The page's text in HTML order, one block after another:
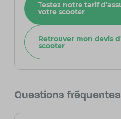
Testez notre tarif
votre scooter
Retrouver mon devis
scooter
Questions fréquentes